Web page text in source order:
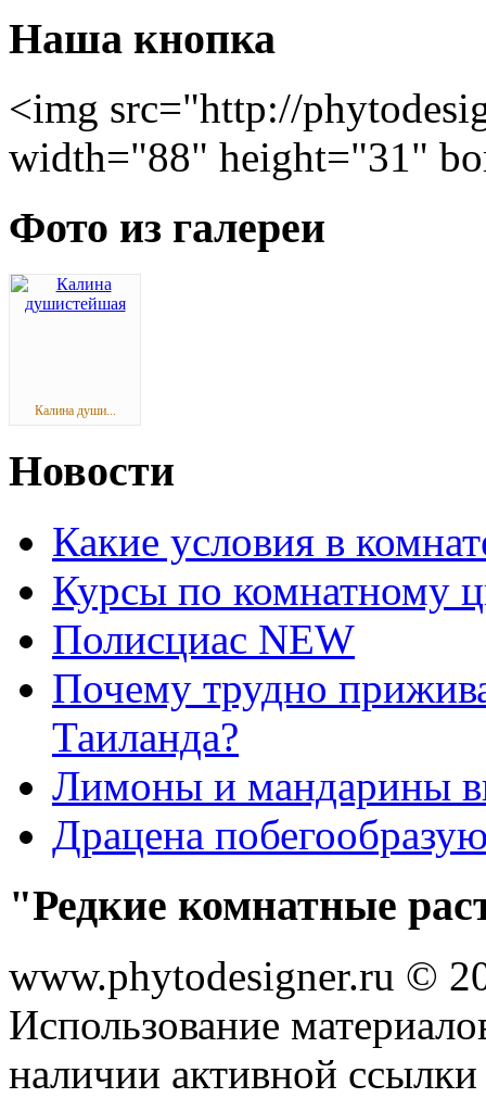
Наша кнопка
<img src="http://
width="88" height="31"
Фото из галереи
Калина души...
Новости
Какие условия в
Курсы по комнатному
Полисциас NEW
Почему трудно
Таиланда?
Лимоны и мандарины
Драцена
"Редкие комнатные
www.phytodesigner.ru ©
Использование
наличии активной